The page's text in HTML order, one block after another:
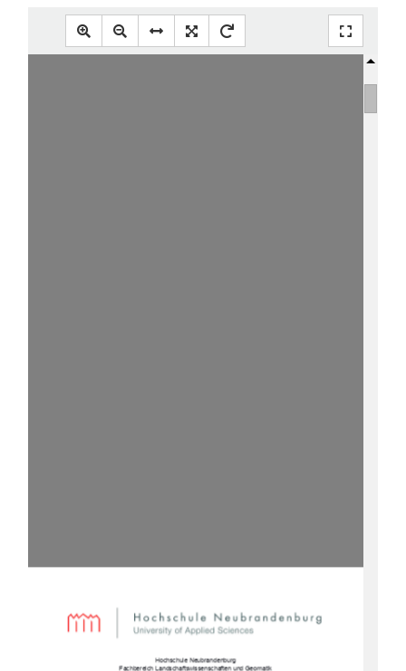
Hochschule Neubrandenburg
Fachbereich Landschaftswissenschaften und Geomatik